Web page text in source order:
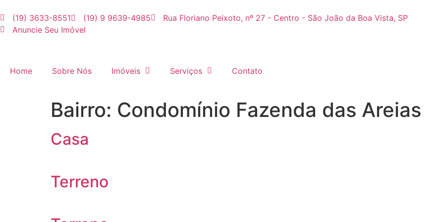
(19) 3633-8551 (19) 9 9639-4985
Rua Floriano Peixoto, nº 27 - Centro - São João da Boa Vista, SP
Anuncie Seu Imóvel
Home Sobre Nós Imóveis Serviços Contato
Bairro: Condomínio Fazenda das Areias
Casa
Terreno